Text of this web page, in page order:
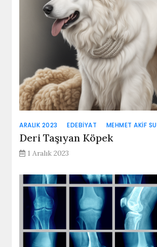
ARALIK 2023 EDEBIYAT MEHMET AKIF SU
Deri Taşıyan Köpek
1 Aralık 2023